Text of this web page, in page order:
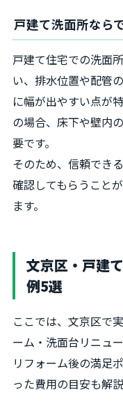
戸建て洗面所なら
戸建て住宅での洗面
い、排水位置や配管
に幅が出やすい点が
の場合、床下や壁内
要です。
そのため、信頼でき
確認してもらうこと
ます。
文京区・戸建
例5選
ここでは、文京区で
ーム・洗面台リニュ
リフォーム後の満足
った費用の目安も解説